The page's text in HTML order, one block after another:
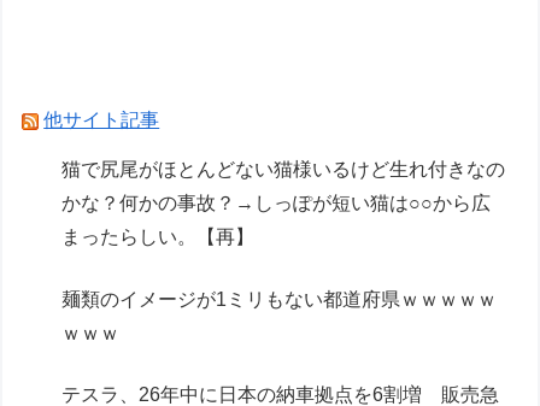
Powered by livedoor 相互RSS
他サイト記事
猫で尻尾がほとんどない猫様いるけど生れ付きなの
かな？何かの事故？→しっぽが短い猫は○○から広
まったらしい。【再】
麺類のイメージが1ミリもない都道府県ｗｗｗｗｗ
ｗｗｗ
テスラ、26年中に日本の納車拠点を6割増 販売急